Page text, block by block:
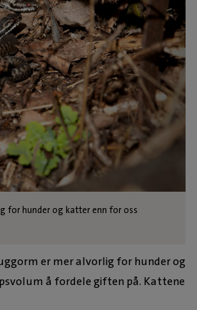
for hunder og katter enn for oss
er mer alvorlig for hunder og
å fordele giften på. Kattene